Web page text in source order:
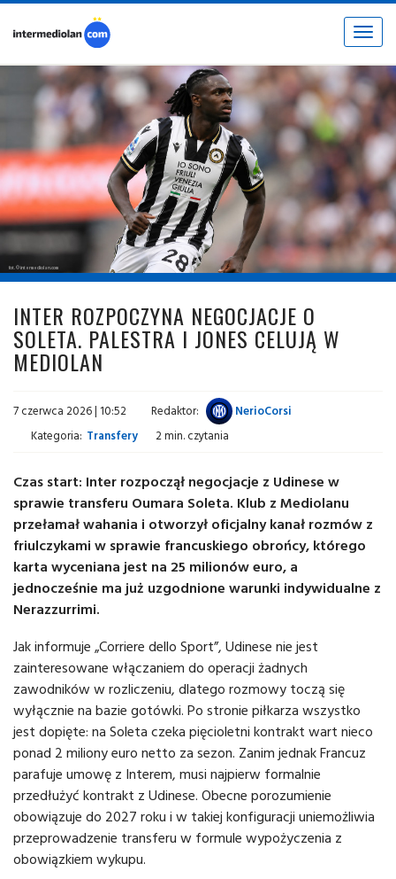
Toggle
fot. © intermediolan.com
INTER ROZPOCZYNA NEGOCJACJE O
SOLETA. PALESTRA I JONES CELUJĄ W
MEDIOLAN
7 czerwca 2026 | 10:52 Redaktor:
NerioCorsi
Kategoria: Transfery 2 min. czytania
Czas start: Inter rozpoczął negocjacje z Udinese w
sprawie transferu Oumara Soleta. Klub z Mediolanu
przełamał wahania i otworzył oficjalny kanał rozmów z
friulczykami w sprawie francuskiego obrońcy, którego
karta wyceniana jest na 25 milionów euro, a
jednocześnie ma już uzgodnione warunki indywidualne z
Nerazzurrimi.
Jak informuje „Corriere dello Sport”, Udinese nie jest
zainteresowane włączaniem do operacji żadnych
zawodników w rozliczeniu, dlatego rozmowy toczą się
wyłącznie na bazie gotówki. Po stronie piłkarza wszystko
jest dopięte: na Soleta czeka pięcioletni kontrakt wart nieco
ponad 2 miliony euro netto za sezon. Zanim jednak Francuz
parafuje umowę z Interem, musi najpierw formalnie
przedłużyć kontrakt z Udinese. Obecne porozumienie
obowiązuje do 2027 roku i w takiej konfiguracji uniemożliwia
przeprowadzenie transferu w formule wypożyczenia z
obowiązkiem wykupu.